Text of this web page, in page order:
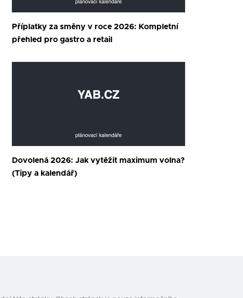
Příplatky za směny v roce 2026: Kompletní
přehled pro gastro a retail
Dovolená 2026: Jak vytěžit maximum volna?
(Tipy a kalendář)